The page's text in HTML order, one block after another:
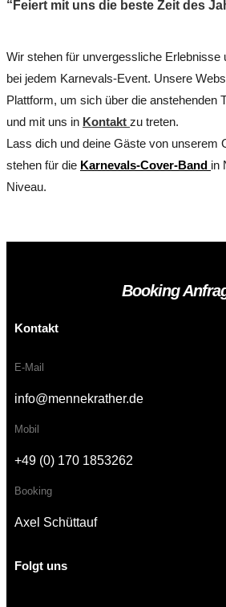
“Feiert mit uns die beste Zeit des
Wir stehen für unvergessliche Erlebnisse
bei jedem Karnevals-Event. Unsere
Plattform, um sich über die anstehenden
und mit uns in Kontakt zu treten.
Lass dich und deine Gäste von unserem
stehen für die Karnevals-Cover-Band in
Niveau.
Booking
Kontakt
E-Mail
info@mennekrather.de
Mobil
+49 (0) 170 1853262
Booking
Axel Schüttauf
Folgt uns